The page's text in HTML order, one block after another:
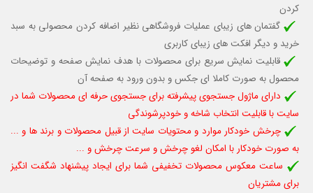
کردن
گفتمان های زیبای عملیات فروشگاهی نظیر اضافه کردن محصولی به سبد
خرید و دیگر افکت های زیبای کاربری
قابلیت نمایش سریع برای محصولات با هدف نمایش صفحه و توضیحات
محصول به صورت کاملا ای جکس و بدون ورود به صفحه آن
دارای ماژول جستجوی پیشرفته برای جستجوی حرفه ای محصولات شما در
سایت با قابلیت انتخاب شاخه و خودپرشوندگی
چرخش خودکار موارد و محتویات سایت از قبیل محصولات و برند ها و ...
به صورت خودکار با امکان لغو چرخش و سرعت چرخش و ...
ساعت معکوس محصولات تخفیفی شما برای ایجاد پیشنهاد شگفت انگیز
برای مشتریان